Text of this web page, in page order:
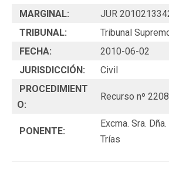
MARGINAL:
JUR
TRIBUNAL:
Tribunal
FECHA:
2010-06-02
JURISDICCIÓN:
Civil
PROCEDIMIENT
O:
Recurso nº
PONENTE:
Excma. Sra.
Trías